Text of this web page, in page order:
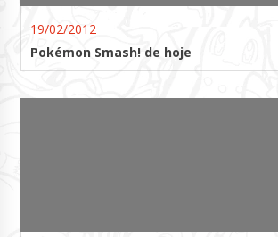
19/02/2012
Pokémon Smash! de hoje